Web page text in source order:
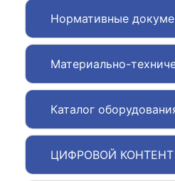
Нормативные
Материально-
Каталог
ЦИФРОВОЙ КОНТЕНТ